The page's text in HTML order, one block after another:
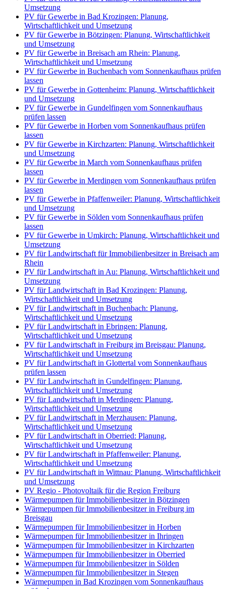
Umsetzung
PV für Gewerbe in Bad Krozingen: Planung,
Wirtschaftlichkeit und Umsetzung
PV für Gewerbe in Bötzingen: Planung, Wirtschaftlichkeit
und Umsetzung
PV für Gewerbe in Breisach am Rhein: Planung,
Wirtschaftlichkeit und Umsetzung
PV für Gewerbe in Buchenbach vom Sonnenkaufhaus prüfen
lassen
PV für Gewerbe in Gottenheim: Planung, Wirtschaftlichkeit
und Umsetzung
PV für Gewerbe in Gundelfingen vom Sonnenkaufhaus
prüfen lassen
PV für Gewerbe in Horben vom Sonnenkaufhaus prüfen
lassen
PV für Gewerbe in Kirchzarten: Planung, Wirtschaftlichkeit
und Umsetzung
PV für Gewerbe in March vom Sonnenkaufhaus prüfen
lassen
PV für Gewerbe in Merdingen vom Sonnenkaufhaus prüfen
lassen
PV für Gewerbe in Pfaffenweiler: Planung, Wirtschaftlichkeit
und Umsetzung
PV für Gewerbe in Sölden vom Sonnenkaufhaus prüfen
lassen
PV für Gewerbe in Umkirch: Planung, Wirtschaftlichkeit und
Umsetzung
PV für Landwirtschaft für Immobilienbesitzer in Breisach am
Rhein
PV für Landwirtschaft in Au: Planung, Wirtschaftlichkeit und
Umsetzung
PV für Landwirtschaft in Bad Krozingen: Planung,
Wirtschaftlichkeit und Umsetzung
PV für Landwirtschaft in Buchenbach: Planung,
Wirtschaftlichkeit und Umsetzung
PV für Landwirtschaft in Ebringen: Planung,
Wirtschaftlichkeit und Umsetzung
PV für Landwirtschaft in Freiburg im Breisgau: Planung,
Wirtschaftlichkeit und Umsetzung
PV für Landwirtschaft in Glottertal vom Sonnenkaufhaus
prüfen lassen
PV für Landwirtschaft in Gundelfingen: Planung,
Wirtschaftlichkeit und Umsetzung
PV für Landwirtschaft in Merdingen: Planung,
Wirtschaftlichkeit und Umsetzung
PV für Landwirtschaft in Merzhausen: Planung,
Wirtschaftlichkeit und Umsetzung
PV für Landwirtschaft in Oberried: Planung,
Wirtschaftlichkeit und Umsetzung
PV für Landwirtschaft in Pfaffenweiler: Planung,
Wirtschaftlichkeit und Umsetzung
PV für Landwirtschaft in Wittnau: Planung, Wirtschaftlichkeit
und Umsetzung
PV Regio - Photovoltaik für die Region Freiburg
Wärmepumpen für Immobilienbesitzer in Bötzingen
Wärmepumpen für Immobilienbesitzer in Freiburg im
Breisgau
Wärmepumpen für Immobilienbesitzer in Horben
Wärmepumpen für Immobilienbesitzer in Ihringen
Wärmepumpen für Immobilienbesitzer in Kirchzarten
Wärmepumpen für Immobilienbesitzer in Oberried
Wärmepumpen für Immobilienbesitzer in Sölden
Wärmepumpen für Immobilienbesitzer in Stegen
Wärmepumpen in Bad Krozingen vom Sonnenkaufhaus